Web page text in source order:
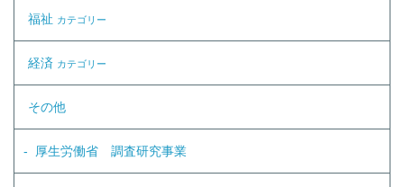
福祉 カテゴリー
経済 カテゴリー
その他
厚生労働省 調査研究事業